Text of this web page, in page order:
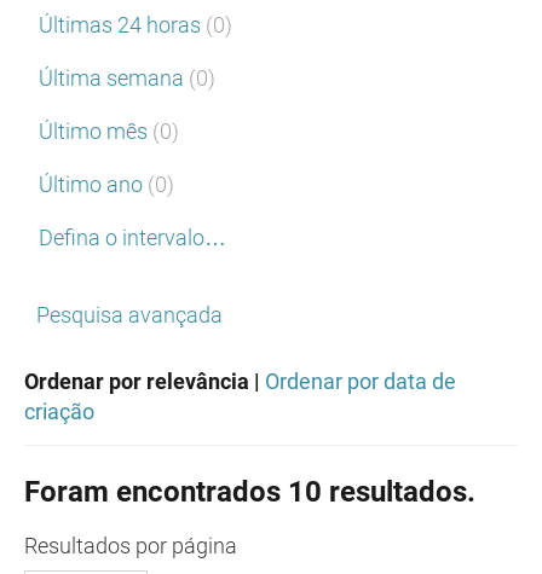
Últimas 24 horas (0)
Última semana (0)
Último mês (0)
Último ano (0)
Defina o intervalo…
Pesquisa avançada
Ordenar por relevância | Ordenar por data de
criação
Foram encontrados 10 resultados.
Resultados por página